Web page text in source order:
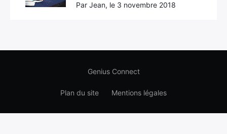
Par Jean, le 3 novembre 2018
Genius Connect
Plan du site Mentions légales